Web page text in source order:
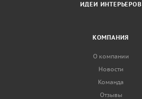
ИДЕИ ИНТЕРЬЕРОВ
КОМПАНИЯ
О компании
Новости
Команда
Отзывы